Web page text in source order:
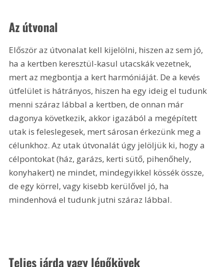
Az útvonal
Először az útvonalat kell kijelölni, hiszen az sem jó,
ha a kertben keresztül-kasul utacskák vezetnek,
mert az megbontja a kert harmóniáját. De a kevés
útfelület is hátrányos, hiszen ha egy ideig el tudunk
menni száraz lábbal a kertben, de onnan már
dagonya következik, akkor igazából a megépített
utak is feleslegesek, mert sárosan érkezünk meg a
célunkhoz. Az utak útvonalát úgy jelöljük ki, hogy a
célpontokat (ház, garázs, kerti sütő, pihenőhely,
konyhakert) ne mindet, mindegyikkel kössék össze,
de egy körrel, vagy kisebb kerülővel jó, ha
mindenhová el tudunk jutni száraz lábbal.
Teljes járda vagy lépőkövek